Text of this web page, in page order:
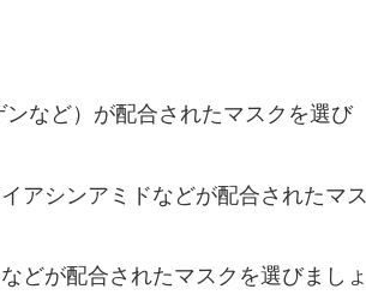
など）が配合されたマスクを選び
アシンアミドなどが配合されたマス
どが配合されたマスクを選びましょ